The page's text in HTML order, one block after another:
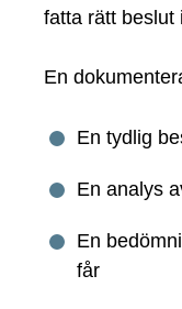
fatta rätt beslut
En
En tydlig
En analys
En
får